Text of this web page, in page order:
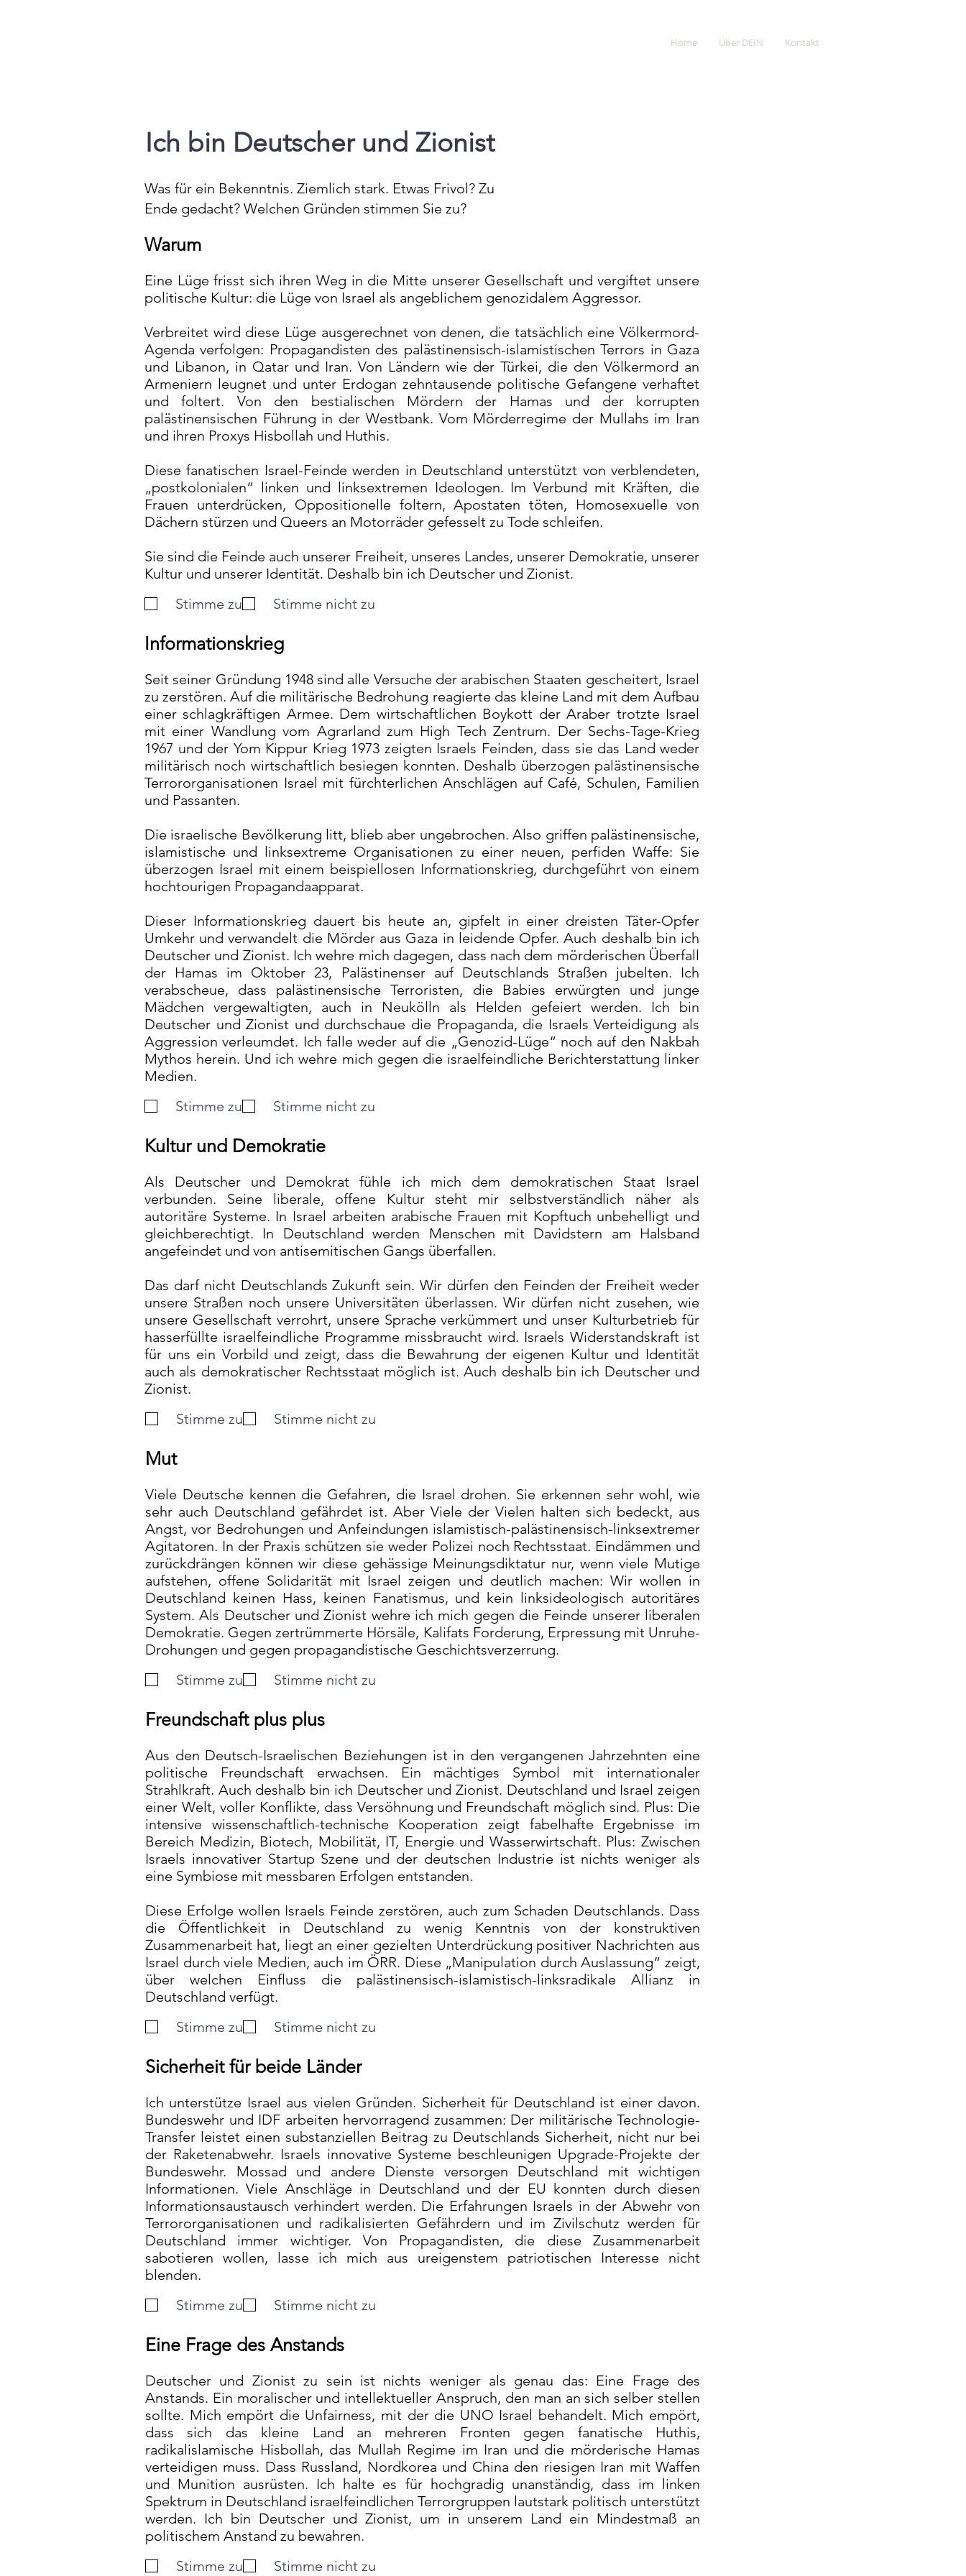
Home Über DEIN Kontakt
Ich bin Deutscher und Zionist
Was für ein Bekenntnis. Ziemlich stark. Etwas Frivol? Zu
Ende gedacht? Welchen Gründen stimmen Sie zu?
Warum
Eine Lüge frisst sich ihren Weg in die Mitte unserer Gesellschaft und vergiftet unsere
politische Kultur: die Lüge von Israel als angeblichem genozidalem Aggressor.
Verbreitet wird diese Lüge ausgerechnet von denen, die tatsächlich eine Völkermord-
Agenda verfolgen: Propagandisten des palästinensisch-islamistischen Terrors in Gaza
und Libanon, in Qatar und Iran. Von Ländern wie der Türkei, die den Völkermord an
Armeniern leugnet und unter Erdogan zehntausende politische Gefangene verhaftet
und foltert. Von den bestialischen Mördern der Hamas und der korrupten
palästinensischen Führung in der Westbank. Vom Mörderregime der Mullahs im Iran
und ihren Proxys Hisbollah und Huthis.
Diese fanatischen Israel-Feinde werden in Deutschland unterstützt von verblendeten,
„postkolonialen“ linken und linksextremen Ideologen. Im Verbund mit Kräften, die
Frauen unterdrücken, Oppositionelle foltern, Apostaten töten, Homosexuelle von
Dächern stürzen und Queers an Motorräder gefesselt zu Tode schleifen.
Sie sind die Feinde auch unserer Freiheit, unseres Landes, unserer Demokratie, unserer
Kultur und unserer Identität. Deshalb bin ich Deutscher und Zionist.
Stimme zu
Stimme nicht zu
Informationskrieg
Seit seiner Gründung 1948 sind alle Versuche der arabischen Staaten gescheitert, Israel
zu zerstören. Auf die militärische Bedrohung reagierte das kleine Land mit dem Aufbau
einer schlagkräftigen Armee. Dem wirtschaftlichen Boykott der Araber trotzte Israel
mit einer Wandlung vom Agrarland zum High Tech Zentrum. Der Sechs-Tage-Krieg
1967 und der Yom Kippur Krieg 1973 zeigten Israels Feinden, dass sie das Land weder
militärisch noch wirtschaftlich besiegen konnten. Deshalb überzogen palästinensische
Terrororganisationen Israel mit fürchterlichen Anschlägen auf Café, Schulen, Familien
und Passanten.
Die israelische Bevölkerung litt, blieb aber ungebrochen. Also griffen palästinensische,
islamistische und linksextreme Organisationen zu einer neuen, perfiden Waffe: Sie
überzogen Israel mit einem beispiellosen Informationskrieg, durchgeführt von einem
hochtourigen Propagandaapparat.
Dieser Informationskrieg dauert bis heute an, gipfelt in einer dreisten Täter-Opfer
Umkehr und verwandelt die Mörder aus Gaza in leidende Opfer. Auch deshalb bin ich
Deutscher und Zionist. Ich wehre mich dagegen, dass nach dem mörderischen Überfall
der Hamas im Oktober 23, Palästinenser auf Deutschlands Straßen jubelten. Ich
verabscheue, dass palästinensische Terroristen, die Babies erwürgten und junge
Mädchen vergewaltigten, auch in Neukölln als Helden gefeiert werden. Ich bin
Deutscher und Zionist und durchschaue die Propaganda, die Israels Verteidigung als
Aggression verleumdet. Ich falle weder auf die „Genozid-Lüge“ noch auf den Nakbah
Mythos herein. Und ich wehre mich gegen die israelfeindliche Berichterstattung linker
Medien.
Stimme zu
Stimme nicht zu
Kultur und Demokratie
Als Deutscher und Demokrat fühle ich mich dem demokratischen Staat Israel
verbunden. Seine liberale, offene Kultur steht mir selbstverständlich näher als
autoritäre Systeme. In Israel arbeiten arabische Frauen mit Kopftuch unbehelligt und
gleichberechtigt. In Deutschland werden Menschen mit Davidstern am Halsband
angefeindet und von antisemitischen Gangs überfallen.
Das darf nicht Deutschlands Zukunft sein. Wir dürfen den Feinden der Freiheit weder
unsere Straßen noch unsere Universitäten überlassen. Wir dürfen nicht zusehen, wie
unsere Gesellschaft verrohrt, unsere Sprache verkümmert und unser Kulturbetrieb für
hasserfüllte israelfeindliche Programme missbraucht wird. Israels Widerstandskraft ist
für uns ein Vorbild und zeigt, dass die Bewahrung der eigenen Kultur und Identität
auch als demokratischer Rechtsstaat möglich ist. Auch deshalb bin ich Deutscher und
Zionist.
Stimme zu
Stimme nicht zu
Mut
Viele Deutsche kennen die Gefahren, die Israel drohen. Sie erkennen sehr wohl, wie
sehr auch Deutschland gefährdet ist. Aber Viele der Vielen halten sich bedeckt, aus
Angst, vor Bedrohungen und Anfeindungen islamistisch-palästinensisch-linksextremer
Agitatoren. In der Praxis schützen sie weder Polizei noch Rechtsstaat. Eindämmen und
zurückdrängen können wir diese gehässige Meinungsdiktatur nur, wenn viele Mutige
aufstehen, offene Solidarität mit Israel zeigen und deutlich machen: Wir wollen in
Deutschland keinen Hass, keinen Fanatismus, und kein linksideologisch autoritäres
System. Als Deutscher und Zionist wehre ich mich gegen die Feinde unserer liberalen
Demokratie. Gegen zertrümmerte Hörsäle, Kalifats Forderung, Erpressung mit Unruhe-
Drohungen und gegen propagandistische Geschichtsverzerrung.
Stimme zu
Stimme nicht zu
Freundschaft plus plus
Aus den Deutsch-Israelischen Beziehungen ist in den vergangenen Jahrzehnten eine
politische Freundschaft erwachsen. Ein mächtiges Symbol mit internationaler
Strahlkraft. Auch deshalb bin ich Deutscher und Zionist. Deutschland und Israel zeigen
einer Welt, voller Konflikte, dass Versöhnung und Freundschaft möglich sind. Plus: Die
intensive wissenschaftlich-technische Kooperation zeigt fabelhafte Ergebnisse im
Bereich Medizin, Biotech, Mobilität, IT, Energie und Wasserwirtschaft. Plus: Zwischen
Israels innovativer Startup Szene und der deutschen Industrie ist nichts weniger als
eine Symbiose mit messbaren Erfolgen entstanden.
Diese Erfolge wollen Israels Feinde zerstören, auch zum Schaden Deutschlands. Dass
die Öffentlichkeit in Deutschland zu wenig Kenntnis von der konstruktiven
Zusammenarbeit hat, liegt an einer gezielten Unterdrückung positiver Nachrichten aus
Israel durch viele Medien, auch im ÖRR. Diese „Manipulation durch Auslassung“ zeigt,
über welchen Einfluss die palästinensisch-islamistisch-linksradikale Allianz in
Deutschland verfügt.
Stimme zu
Stimme nicht zu
Sicherheit für beide Länder
Ich unterstütze Israel aus vielen Gründen. Sicherheit für Deutschland ist einer davon.
Bundeswehr und IDF arbeiten hervorragend zusammen: Der militärische Technologie-
Transfer leistet einen substanziellen Beitrag zu Deutschlands Sicherheit, nicht nur bei
der Raketenabwehr. Israels innovative Systeme beschleunigen Upgrade-Projekte der
Bundeswehr. Mossad und andere Dienste versorgen Deutschland mit wichtigen
Informationen. Viele Anschläge in Deutschland und der EU konnten durch diesen
Informationsaustausch verhindert werden. Die Erfahrungen Israels in der Abwehr von
Terrororganisationen und radikalisierten Gefährdern und im Zivilschutz werden für
Deutschland immer wichtiger. Von Propagandisten, die diese Zusammenarbeit
sabotieren wollen, lasse ich mich aus ureigenstem patriotischen Interesse nicht
blenden.
Stimme zu
Stimme nicht zu
Eine Frage des Anstands
Deutscher und Zionist zu sein ist nichts weniger als genau das: Eine Frage des
Anstands. Ein moralischer und intellektueller Anspruch, den man an sich selber stellen
sollte. Mich empört die Unfairness, mit der die UNO Israel behandelt. Mich empört,
dass sich das kleine Land an mehreren Fronten gegen fanatische Huthis,
radikalislamische Hisbollah, das Mullah Regime im Iran und die mörderische Hamas
verteidigen muss. Dass Russland, Nordkorea und China den riesigen Iran mit Waffen
und Munition ausrüsten. Ich halte es für hochgradig unanständig, dass im linken
Spektrum in Deutschland israelfeindlichen Terrorgruppen lautstark politisch unterstützt
werden. Ich bin Deutscher und Zionist, um in unserem Land ein Mindestmaß an
politischem Anstand zu bewahren.
Stimme zu
Stimme nicht zu